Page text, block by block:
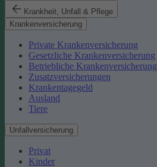
Krankheit, Unfall & Pflege
Krankenversicherung
Private Krankenversicherung
Gesetzliche Krankenversicherung
Betriebliche Krankenversicherung
Zusatzversicherungen
Krankentagegeld
Ausland
Tiere
Unfallversicherung
Privat
Kinder